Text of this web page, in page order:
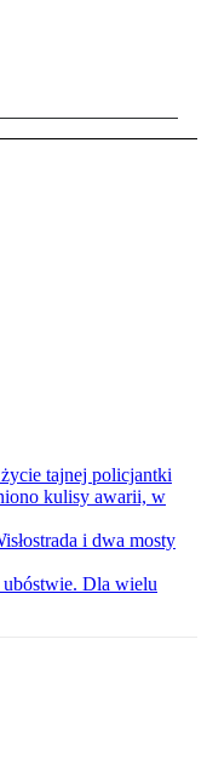
tajnej policjantki
kulisy awarii, w
i dwa mosty
Dla wielu